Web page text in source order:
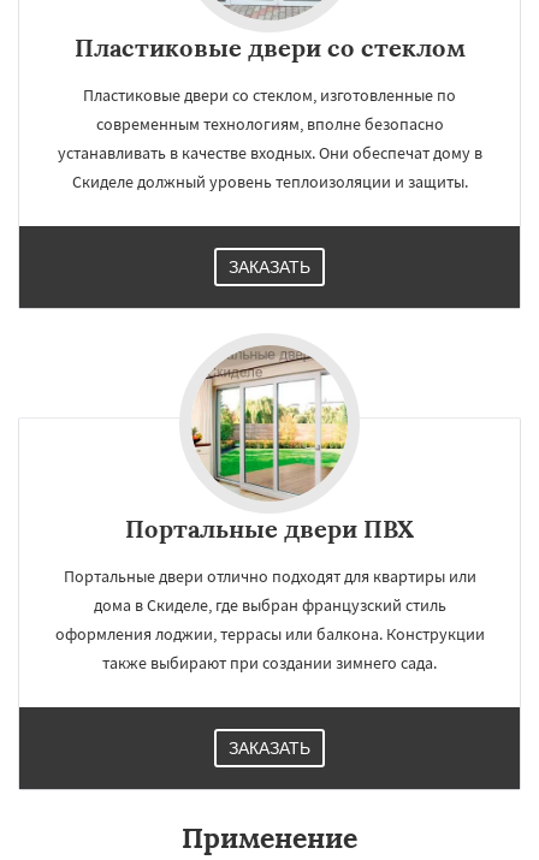
Пластиковые двери со стеклом
Пластиковые двери со стеклом, изготовленные по
современным технологиям, вполне безопасно
устанавливать в качестве входных. Они обеспечат дому в
Скиделе должный уровень теплоизоляции и защиты.
ЗАКАЗАТЬ
Портальные двери ПВХ
Портальные двери отлично подходят для квартиры или
дома в Скиделе, где выбран французский стиль
оформления лоджии, террасы или балкона. Конструкции
также выбирают при создании зимнего сада.
ЗАКАЗАТЬ
Применение